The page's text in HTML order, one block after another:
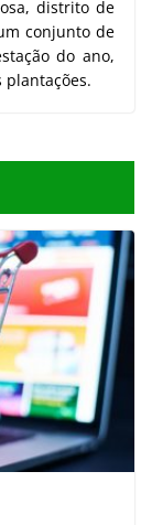
distrito de
conjunto de
do ano,
plantações.